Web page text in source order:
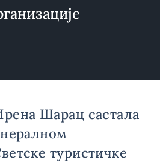
Шарац састала
туристичке